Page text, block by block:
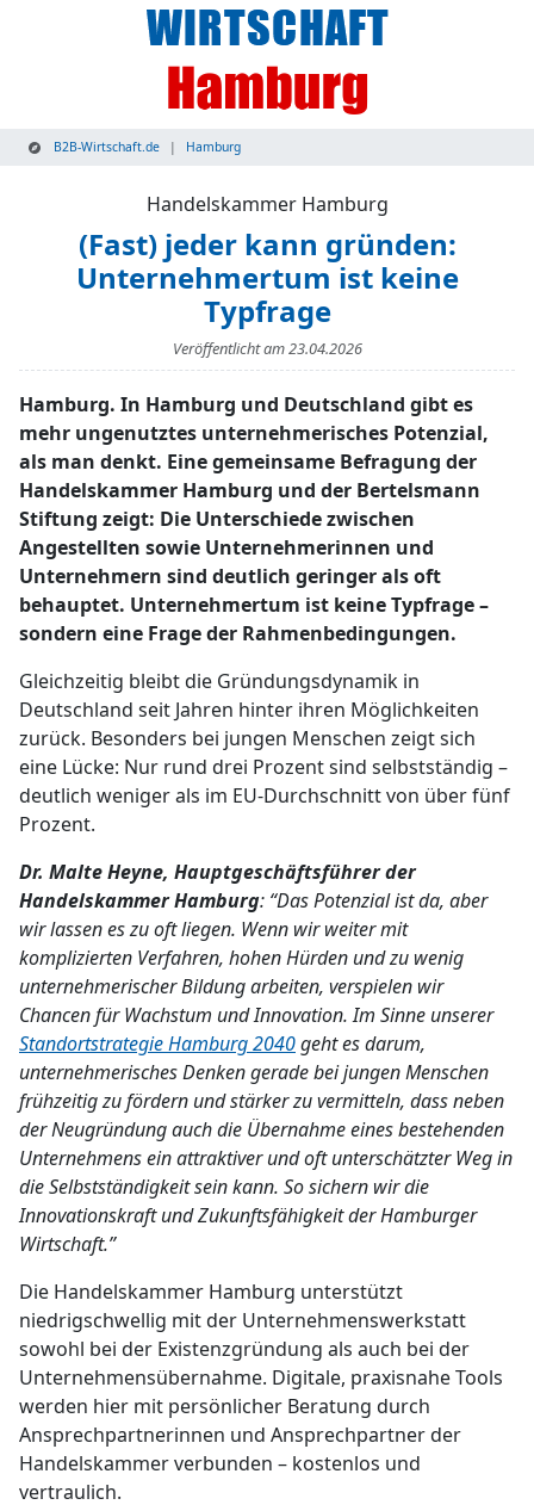
B2B-Wirtschaft.de Hamburg
Handelskammer Hamburg
(Fast) jeder kann gründen:
Unternehmertum ist keine
Typfrage
Veröffentlicht am23.04.2026
Hamburg. In Hamburg und Deutschland gibt es
mehr ungenutztes unternehmerisches Potenzial,
als man denkt. Eine gemeinsame Befragung der
Handelskammer Hamburg und der Bertelsmann
Stiftung zeigt: Die Unterschiede zwischen
Angestellten sowie Unternehmerinnen und
Unternehmern sind deutlich geringer als oft
behauptet. Unternehmertum ist keine Typfrage –
sondern eine Frage der Rahmenbedingungen.
Gleichzeitig bleibt die Gründungsdynamik in
Deutschland seit Jahren hinter ihren Möglichkeiten
zurück. Besonders bei jungen Menschen zeigt sich
eine Lücke: Nur rund drei Prozent sind selbstständig –
deutlich weniger als im EU-Durchschnitt von über fünf
Prozent.
Dr. Malte Heyne, Hauptgeschäftsführer der
Handelskammer Hamburg: “Das Potenzial ist da, aber
wir lassen es zu oft liegen. Wenn wir weiter mit
komplizierten Verfahren, hohen Hürden und zu wenig
unternehmerischer Bildung arbeiten, verspielen wir
Chancen für Wachstum und Innovation. Im Sinne unserer
Standortstrategie Hamburg 2040geht es darum,
unternehmerisches Denken gerade bei jungen Menschen
frühzeitig zu fördern und stärker zu vermitteln, dass neben
der Neugründung auch die Übernahme eines bestehenden
Unternehmens ein attraktiver und oft unterschätzter Weg in
die Selbstständigkeit sein kann. So sichern wir die
Innovationskraft und Zukunftsfähigkeit der Hamburger
Wirtschaft.”
Die Handelskammer Hamburg unterstützt
niedrigschwellig mit der Unternehmenswerkstatt
sowohl bei der Existenzgründung als auch bei der
Unternehmensübernahme. Digitale, praxisnahe Tools
werden hier mit persönlicher Beratung durch
Ansprechpartnerinnen und Ansprechpartner der
Handelskammer verbunden – kostenlos und
vertraulich.